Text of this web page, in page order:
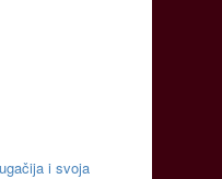
i svoja